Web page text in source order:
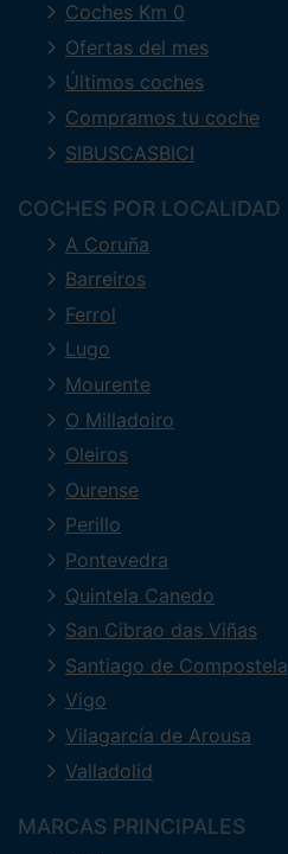
Coches Km 0
Ofertas del mes
Últimos coches
Compramos tu coche
SIBUSCASBICI
COCHES POR LOCALIDAD
A Coruña
Barreiros
Ferrol
Lugo
Mourente
O Milladoiro
Oleiros
Ourense
Perillo
Pontevedra
Quintela Canedo
San Cibrao das Viñas
Santiago de Compostela
Vigo
Vilagarcía de Arousa
Valladolid
MARCAS PRINCIPALES